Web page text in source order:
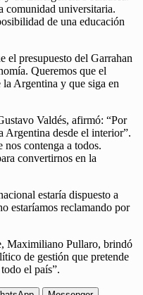
comunidad universitaria.
de una educación
el presupuesto del Garrahan
Queremos que el
la Argentina y que siga en
Valdés, afirmó: “Por
Argentina desde el interior”.
nos contenga a todos.
convertirnos en la
estaría dispuesto a
estaríamos reclamando por
Maximiliano Pullaro, brindó
de gestión que pretende
el país”.